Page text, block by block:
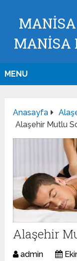
MANISA
MENU
Anasayfa
Alaşehir Mutlu
Alaşehir
admin